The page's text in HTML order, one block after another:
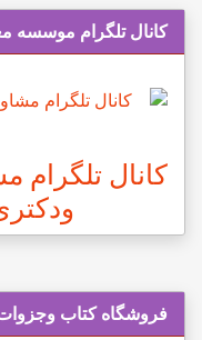
کانال تلگرام موسسه
کانال تلگرام
فروشگاه کتاب